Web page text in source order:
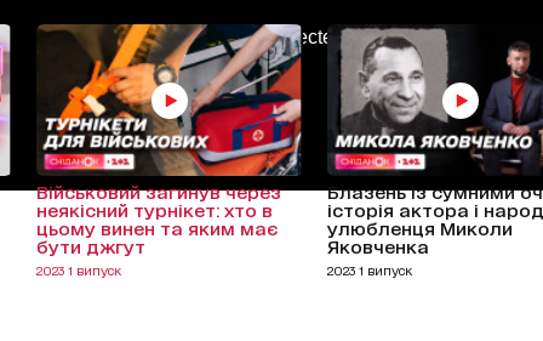
AdBlockDetected!
Військовий загинув через
неякісний турнікет: хто в
цьому винен та яким має
бути джгут
2023 1 випуск
Блазень із сумними
історія актора і
улюбленця Миколи
Яковченка
2023 1 випуск